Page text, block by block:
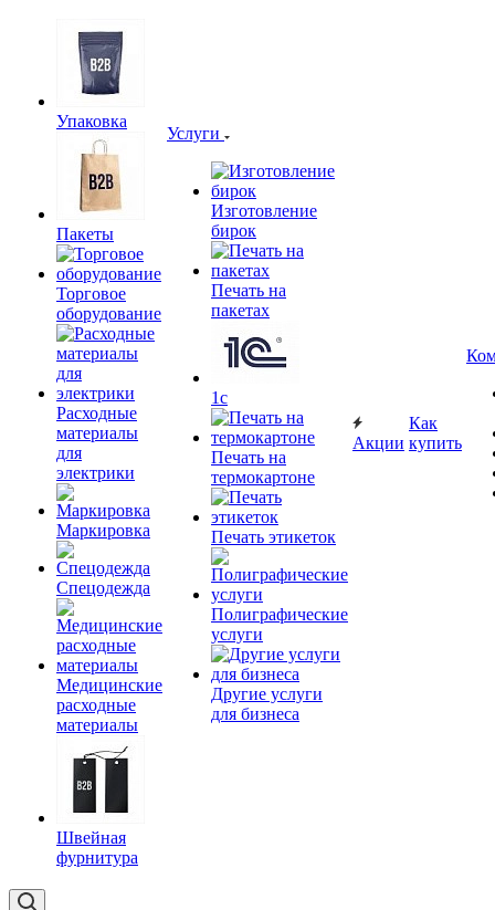
Упаковка
Пакеты
Торговое
оборудование
Расходные
материалы
для
электрики
Маркировка
Спецодежда
Медицинские
расходные
материалы
Швейная
фурнитура
Услуги
Изготовление
бирок
Печать на
пакетах
1c
Печать на
термокартоне
Печать этикеток
Полиграфические
услуги
Другие услуги
для бизнеса
Акции
Как
купить